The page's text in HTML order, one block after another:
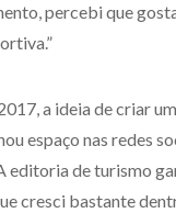
percebi que
a ideia de criar
espaço nas redes
editoria de turismo
cresci bastante